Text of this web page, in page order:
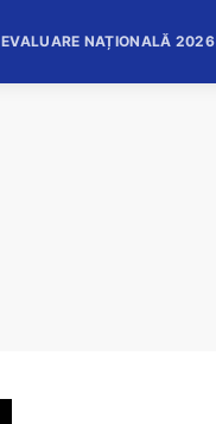
EVALUARE NAȚIONALĂ 2026